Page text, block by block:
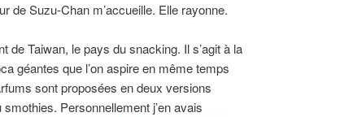
de Suzu-Chan m’accueille. Elle rayonne.
de Taiwan, le pays du snacking. Il s’agit à la
géantes que l’on aspire en même temps
sont proposées en deux versions
Personnellement j’en avais